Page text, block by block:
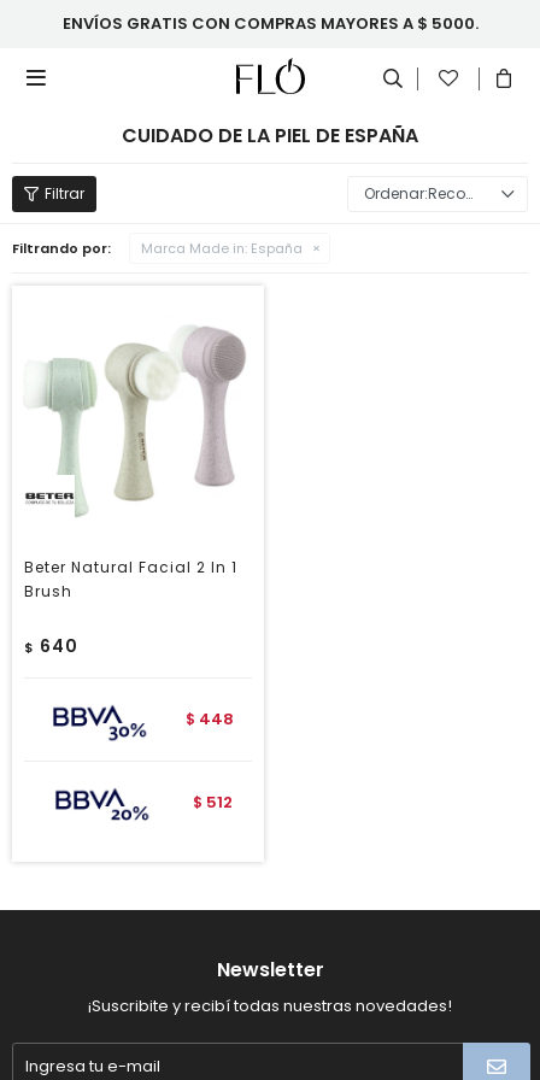
ENVÍOS GRATIS CON COMPRAS MAYORES A $ 5000.

CUIDADO DE LA PIEL DE ESPAÑA
Recomendados
Filtrando por: Marca Made in: España
Beter Natural Facial 2 In 1
Brush
$ 640
$ 448
$ 512
Newsletter
¡Suscribite y recibí todas nuestras novedades!